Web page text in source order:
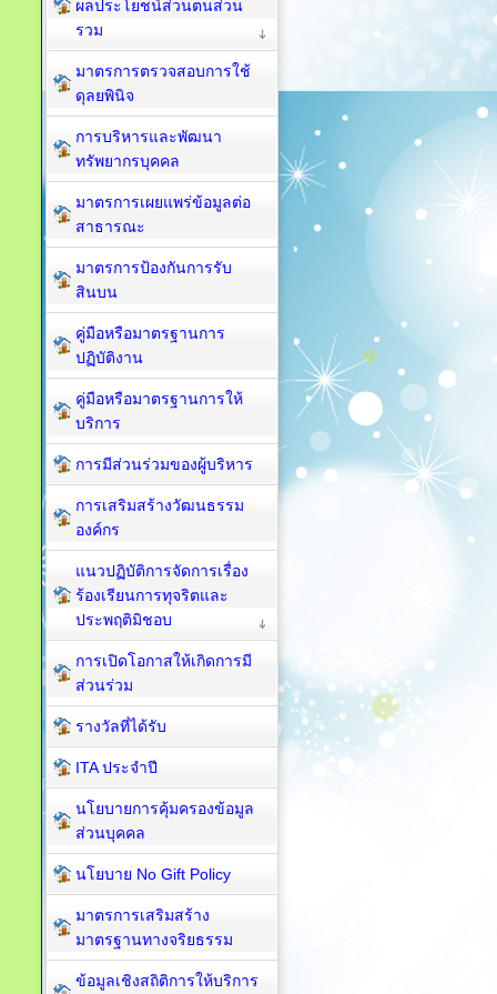
ผลประโยชน์ส่วนตนส่วน
รวม
มาตรการตรวจสอบการใช้
ดุลยพินิจ
การบริหารและพัฒนา
ทรัพยากรบุคคล
มาตรการเผยแพร่ข้อมูลต่อ
สาธารณะ
มาตรการป้องกันการรับ
สินบน
คู่มือหรือมาตรฐานการ
ปฏิบัติงาน
คู่มือหรือมาตรฐานการให้
บริการ
การมีส่วนร่วมของผู้บริหาร
การเสริมสร้างวัฒนธรรม
องค์กร
แนวปฏิบัติการจัดการเรื่อง
ร้องเรียนการทุจริตและ
ประพฤติมิชอบ
การเปิดโอกาสให้เกิดการมี
ส่วนร่วม
รางวัลที่ได้รับ
ITA ประจำปี
นโยบายการคุ้มครองข้อมูล
ส่วนบุคคล
นโยบาย No Gift Policy
มาตรการเสริมสร้าง
มาตรฐานทางจริยธรรม
ข้อมูลเชิงสถิติการให้บริการ